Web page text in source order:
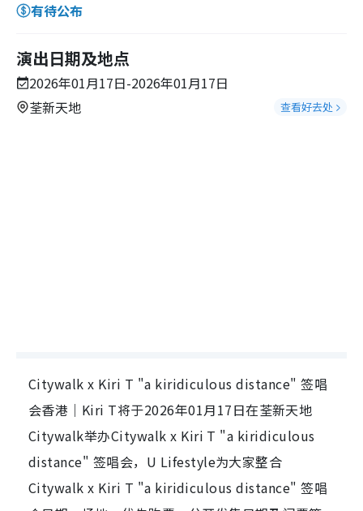
有待公布
演出日期及地点
2026年01月17日-2026年01月17日
荃新天地
查看好去处
Citywalk x Kiri T "a kiridiculous distance" 签唱
会香港｜Kiri T将于2026年01月17日在荃新天地
Citywalk举办Citywalk x Kiri T "a kiridiculous
distance" 签唱会，U Lifestyle为大家整合
Citywalk x Kiri T "a kiridiculous distance" 签唱